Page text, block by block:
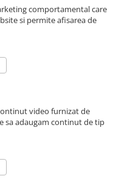
comportamental care
si permite afisarea de
video furnizat de
sa adaugam continut de tip